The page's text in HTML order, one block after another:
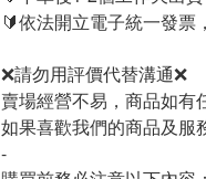
🔰依法開立電子統一發
❌請勿用評價代替溝通❌
如果喜歡我們的商品及
-